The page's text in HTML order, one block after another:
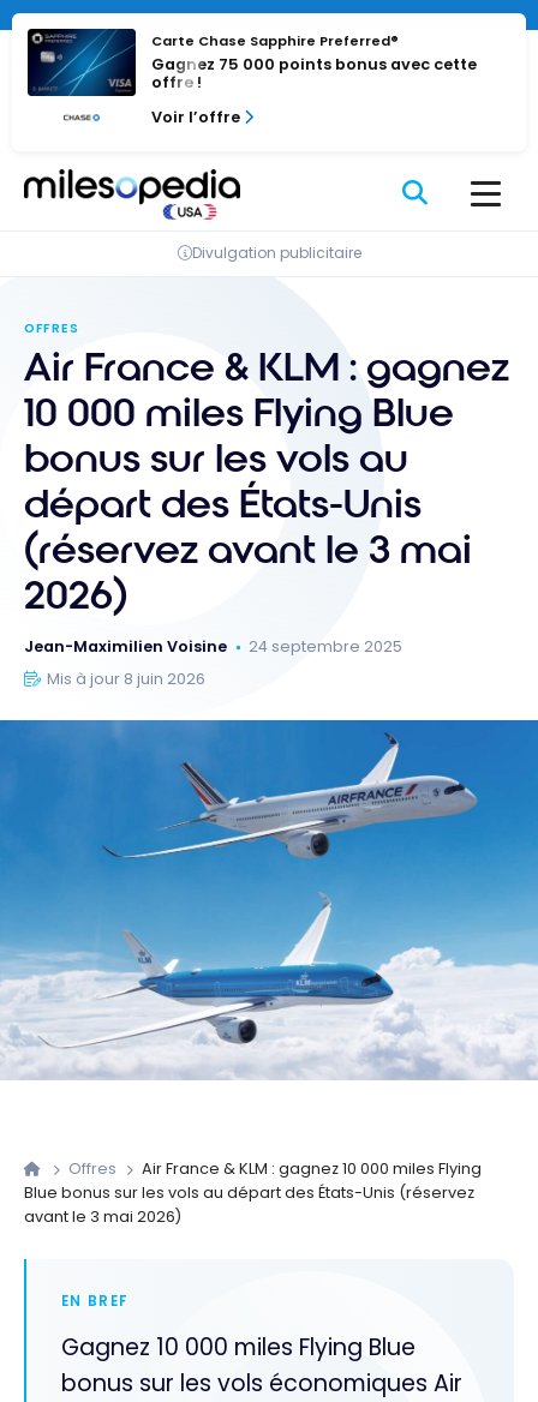
Passer
contenu
Carte Chase Sapphire Preferred®
Gagnez 75 000 points bonus avec cette
offre !
Voir l’offre
Divulgation publicitaire
OFFRES
Air France & KLM : gagnez
10 000 miles Flying Blue
bonus sur les vols au
départ des États-Unis
(réservez avant le 3 mai
2026)
Jean-Maximilien Voisine
24 septembre 2025
Mis à jour 8 juin 2026
Offres
Air France & KLM : gagnez 10 000 miles Flying
Blue bonus sur les vols au départ des États-Unis (réservez
avant le 3 mai 2026)
EN BREF
Gagnez 10 000 miles Flying Blue
bonus sur les vols économiques Air